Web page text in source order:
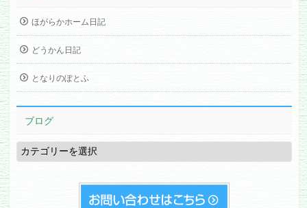
ほがらかホーム日記
どうかん日記
となりのぽとふ
ブログ
ブ
ロ
グ